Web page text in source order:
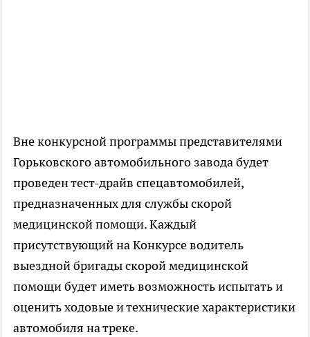
Вне конкурсной программы представителями
Горьковского автомобильного завода будет
проведен тест-драйв спецавтомобилей,
предназначенных для службы скорой
медицинской помощи. Каждый
присутствующий на Конкурсе водитель
выездной бригады скорой медицинской
помощи будет иметь возможность испытать и
оценить ходовые и технические характеристики
автомобиля на треке.